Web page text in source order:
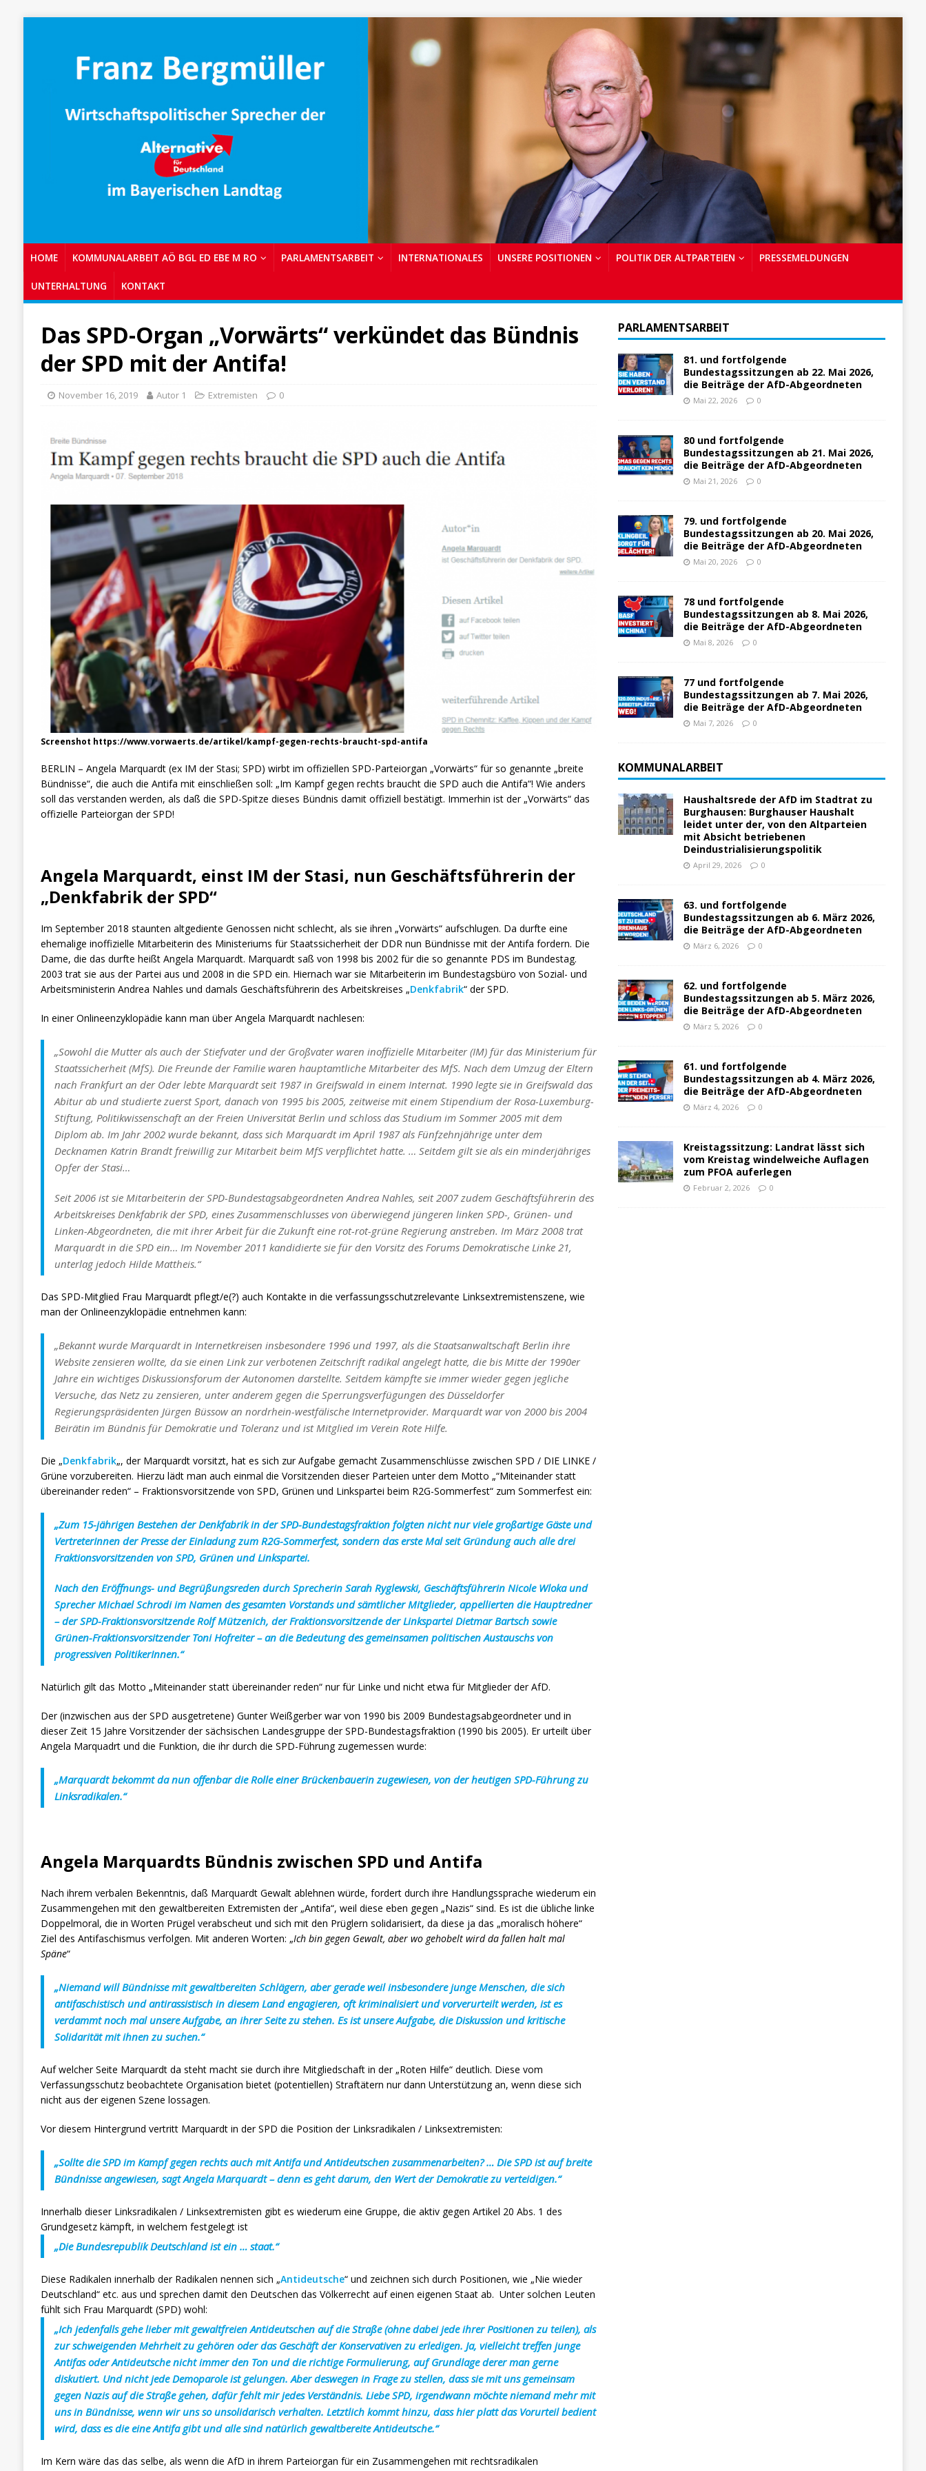
HOME KOMMUNALARBEIT AÖ BGL ED EBE M RO PARLAMENTSARBEIT INTERNATIONALES UNSERE POSITIONEN POLITIK DER ALTPARTEIEN PRESSEMELDUNGEN
UNTERHALTUNG KONTAKT
Das SPD-Organ „Vorwärts“ verkündet das Bündnis
der SPD mit der Antifa!
November 16, 2019 Autor 1 Extremisten 0
Screenshot https://www.vorwaerts.de/artikel/kampf-gegen-rechts-braucht-spd-antifa
BERLIN – Angela Marquardt (ex IM der Stasi; SPD) wirbt im offiziellen SPD-Parteiorgan „Vorwärts“ für so genannte „breite
Bündnisse“, die auch die Antifa mit einschließen soll: „Im Kampf gegen rechts braucht die SPD auch die Antifa“! Wie anders
soll das verstanden werden, als daß die SPD-Spitze dieses Bündnis damit offiziell bestätigt. Immerhin ist der „Vorwärts“ das
offizielle Parteiorgan der SPD!
Angela Marquardt, einst IM der Stasi, nun Geschäftsführerin der
„Denkfabrik der SPD“
Im September 2018 staunten altgediente Genossen nicht schlecht, als sie ihren „Vorwärts“ aufschlugen. Da durfte eine
ehemalige inoffizielle Mitarbeiterin des Ministeriums für Staatssicherheit der DDR nun Bündnisse mit der Antifa fordern. Die
Dame, die das durfte heißt Angela Marquardt. Marquardt saß von 1998 bis 2002 für die so genannte PDS im Bundestag.
2003 trat sie aus der Partei aus und 2008 in die SPD ein. Hiernach war sie Mitarbeiterin im Bundestagsbüro von Sozial- und
Arbeitsministerin Andrea Nahles und damals Geschäftsführerin des Arbeitskreises „Denkfabrik“ der SPD.
In einer Onlineenzyklopädie kann man über Angela Marquardt nachlesen:
„Sowohl die Mutter als auch der Stiefvater und der Großvater waren inoffizielle Mitarbeiter (IM) für das Ministerium für
Staatssicherheit (MfS). Die Freunde der Familie waren hauptamtliche Mitarbeiter des MfS. Nach dem Umzug der Eltern
nach Frankfurt an der Oder lebte Marquardt seit 1987 in Greifswald in einem Internat. 1990 legte sie in Greifswald das
Abitur ab und studierte zuerst Sport, danach von 1995 bis 2005, zeitweise mit einem Stipendium der Rosa-Luxemburg-
Stiftung, Politikwissenschaft an der Freien Universität Berlin und schloss das Studium im Sommer 2005 mit dem
Diplom ab. Im Jahr 2002 wurde bekannt, dass sich Marquardt im April 1987 als Fünfzehnjährige unter dem
Decknamen Katrin Brandt freiwillig zur Mitarbeit beim MfS verpflichtet hatte. … Seitdem gilt sie als ein minderjähriges
Opfer der Stasi…
Seit 2006 ist sie Mitarbeiterin der SPD-Bundestagsabgeordneten Andrea Nahles, seit 2007 zudem Geschäftsführerin des
Arbeitskreises Denkfabrik der SPD, eines Zusammenschlusses von überwiegend jüngeren linken SPD-, Grünen- und
Linken-Abgeordneten, die mit ihrer Arbeit für die Zukunft eine rot-rot-grüne Regierung anstreben. Im März 2008 trat
Marquardt in die SPD ein… Im November 2011 kandidierte sie für den Vorsitz des Forums Demokratische Linke 21,
unterlag jedoch Hilde Mattheis.“
Das SPD-Mitglied Frau Marquardt pflegt/e(?) auch Kontakte in die verfassungsschutzrelevante Linksextremistenszene, wie
man der Onlineenzyklopädie entnehmen kann:
„Bekannt wurde Marquardt in Internetkreisen insbesondere 1996 und 1997, als die Staatsanwaltschaft Berlin ihre
Website zensieren wollte, da sie einen Link zur verbotenen Zeitschrift radikal angelegt hatte, die bis Mitte der 1990er
Jahre ein wichtiges Diskussionsforum der Autonomen darstellte. Seitdem kämpfte sie immer wieder gegen jegliche
Versuche, das Netz zu zensieren, unter anderem gegen die Sperrungsverfügungen des Düsseldorfer
Regierungspräsidenten Jürgen Büssow an nordrhein-westfälische Internetprovider. Marquardt war von 2000 bis 2004
Beirätin im Bündnis für Demokratie und Toleranz und ist Mitglied im Verein Rote Hilfe.
Die „Denkfabrik„, der Marquardt vorsitzt, hat es sich zur Aufgabe gemacht Zusammenschlüsse zwischen SPD / DIE LINKE /
Grüne vorzubereiten. Hierzu lädt man auch einmal die Vorsitzenden dieser Parteien unter dem Motto „“Miteinander statt
übereinander reden“ – Fraktionsvorsitzende von SPD, Grünen und Linkspartei beim R2G-Sommerfest“ zum Sommerfest ein:
„Zum 15-jährigen Bestehen der Denkfabrik in der SPD-Bundestagsfraktion folgten nicht nur viele großartige Gäste und
VertreterInnen der Presse der Einladung zum R2G-Sommerfest, sondern das erste Mal seit Gründung auch alle drei
Fraktionsvorsitzenden von SPD, Grünen und Linkspartei.
Nach den Eröffnungs- und Begrüßungsreden durch Sprecherin Sarah Ryglewski, Geschäftsführerin Nicole Wloka und
Sprecher Michael Schrodi im Namen des gesamten Vorstands und sämtlicher Mitglieder, appellierten die Hauptredner
– der SPD-Fraktionsvorsitzende Rolf Mützenich, der Fraktionsvorsitzende der Linkspartei Dietmar Bartsch sowie
Grünen-Fraktionsvorsitzender Toni Hofreiter – an die Bedeutung des gemeinsamen politischen Austauschs von
progressiven PolitikerInnen.“
Natürlich gilt das Motto „Miteinander statt übereinander reden“ nur für Linke und nicht etwa für Mitglieder der AfD.
Der (inzwischen aus der SPD ausgetretene) Gunter Weißgerber war von 1990 bis 2009 Bundestagsabgeordneter und in
dieser Zeit 15 Jahre Vorsitzender der sächsischen Landesgruppe der SPD-Bundestagsfraktion (1990 bis 2005). Er urteilt über
Angela Marquadrt und die Funktion, die ihr durch die SPD-Führung zugemessen wurde:
„Marquardt bekommt da nun offenbar die Rolle einer Brückenbauerin zugewiesen, von der heutigen SPD-Führung zu
Linksradikalen.“
Angela Marquardts Bündnis zwischen SPD und Antifa
Nach ihrem verbalen Bekenntnis, daß Marquardt Gewalt ablehnen würde, fordert durch ihre Handlungssprache wiederum ein
Zusammengehen mit den gewaltbereiten Extremisten der „Antifa“, weil diese eben gegen „Nazis“ sind. Es ist die übliche linke
Doppelmoral, die in Worten Prügel verabscheut und sich mit den Prüglern solidarisiert, da diese ja das „moralisch höhere“
Ziel des Antifaschismus verfolgen. Mit anderen Worten: „Ich bin gegen Gewalt, aber wo gehobelt wird da fallen halt mal
Späne“
„Niemand will Bündnisse mit gewaltbereiten Schlägern, aber gerade weil insbesondere junge Menschen, die sich
antifaschistisch und antirassistisch in diesem Land engagieren, oft kriminalisiert und vorverurteilt werden, ist es
verdammt noch mal unsere Aufgabe, an ihrer Seite zu stehen. Es ist unsere Aufgabe, die Diskussion und kritische
Solidarität mit ihnen zu suchen.“
Auf welcher Seite Marquardt da steht macht sie durch ihre Mitgliedschaft in der „Roten Hilfe“ deutlich. Diese vom
Verfassungsschutz beobachtete Organisation bietet (potentiellen) Straftätern nur dann Unterstützung an, wenn diese sich
nicht aus der eigenen Szene lossagen.
Vor diesem Hintergrund vertritt Marquardt in der SPD die Position der Linksradikalen / Linksextremisten:
„Sollte die SPD im Kampf gegen rechts auch mit Antifa und Antideutschen zusammenarbeiten? … Die SPD ist auf breite
Bündnisse angewiesen, sagt Angela Marquardt – denn es geht darum, den Wert der Demokratie zu verteidigen.“
Innerhalb dieser Linksradikalen / Linksextremisten gibt es wiederum eine Gruppe, die aktiv gegen Artikel 20 Abs. 1 des
Grundgesetz kämpft, in welchem festgelegt ist
„Die Bundesrepublik Deutschland ist ein … staat.“
Diese Radikalen innerhalb der Radikalen nennen sich „Antideutsche“ und zeichnen sich durch Positionen, wie „Nie wieder
Deutschland“ etc. aus und sprechen damit den Deutschen das Völkerrecht auf einen eigenen Staat ab. Unter solchen Leuten
fühlt sich Frau Marquardt (SPD) wohl:
„Ich jedenfalls gehe lieber mit gewaltfreien Antideutschen auf die Straße (ohne dabei jede ihrer Positionen zu teilen), als
zur schweigenden Mehrheit zu gehören oder das Geschäft der Konservativen zu erledigen. Ja, vielleicht treffen junge
Antifas oder Antideutsche nicht immer den Ton und die richtige Formulierung, auf Grundlage derer man gerne
diskutiert. Und nicht jede Demoparole ist gelungen. Aber deswegen in Frage zu stellen, dass sie mit uns gemeinsam
gegen Nazis auf die Straße gehen, dafür fehlt mir jedes Verständnis. Liebe SPD, irgendwann möchte niemand mehr mit
uns in Bündnisse, wenn wir uns so unsolidarisch verhalten. Letztlich kommt hinzu, dass hier platt das Vorurteil bedient
wird, dass es die eine Antifa gibt und alle sind natürlich gewaltbereite Antideutsche.“
Im Kern wäre das das selbe, als wenn die AfD in ihrem Parteiorgan für ein Zusammengehen mit rechtsradikalen
PARLAMENTSARBEIT
81. und fortfolgende
Bundestagssitzungen ab 22. Mai 2026,
die Beiträge der AfD-Abgeordneten
Mai 22, 2026 0
80 und fortfolgende
Bundestagssitzungen ab 21. Mai 2026,
die Beiträge der AfD-Abgeordneten
Mai 21, 2026 0
79. und fortfolgende
Bundestagssitzungen ab 20. Mai 2026,
die Beiträge der AfD-Abgeordneten
Mai 20, 2026 0
78 und fortfolgende
Bundestagssitzungen ab 8. Mai 2026,
die Beiträge der AfD-Abgeordneten
Mai 8, 2026 0
77 und fortfolgende
Bundestagssitzungen ab 7. Mai 2026,
die Beiträge der AfD-Abgeordneten
Mai 7, 2026 0
KOMMUNALARBEIT
Haushaltsrede der AfD im Stadtrat zu
Burghausen: Burghauser Haushalt
leidet unter der, von den Altparteien
mit Absicht betriebenen
Deindustrialisierungspolitik
April 29, 2026 0
63. und fortfolgende
Bundestagssitzungen ab 6. März 2026,
die Beiträge der AfD-Abgeordneten
März 6, 2026 0
62. und fortfolgende
Bundestagssitzungen ab 5. März 2026,
die Beiträge der AfD-Abgeordneten
März 5, 2026 0
61. und fortfolgende
Bundestagssitzungen ab 4. März 2026,
die Beiträge der AfD-Abgeordneten
März 4, 2026 0
Kreistagssitzung: Landrat lässt sich
vom Kreistag windelweiche Auflagen
zum PFOA auferlegen
Februar 2, 2026 0